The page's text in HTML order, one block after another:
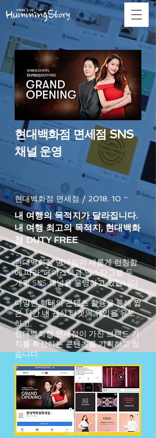
현대백화점 면세점 SNS
채널 운영
현대백화점 면세점 / 2018. 10 ~
내 여행의 목적지가 달라집니다.
내 여행 최고의 목적지, 현대백화
점 DUTY FREE
현대백화점 면세점이 새롭게 런칭함
에 따라, 페이스북과 인스타그램 두
개의 SNS 채널을 운영하고 있습니다.
다양한 형태의 콘텐츠 활용을 통해 짧
은 시간 내 관심 타겟의 유입을 유도
하고,
현대백화점 면세점이 가진 브랜드 가
치를 확산하는 콘텐츠를 기획하고 있
습니다.